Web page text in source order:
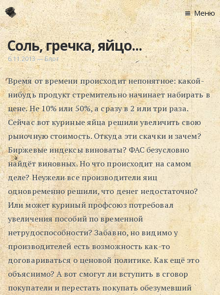
Главная
Новости
Графоманство
* Автотекст
*
* Хронограф
Арт-Рецензии
* Слушать
* Смотреть
* Читать
* По жизни
Блог
Поиск
Меню
Соль, гречка, яйцо...
6.11.2013—Блог
Время от времени происходит непонятное: какой-
нибудь продукт стремительно начинает набирать в
цене. Не 10% или 50%, а сразу в 2 или три раза.
Сейчас вот куриные яйца решили увеличить свою
рыночную стоимость. Откуда эти скачки и зачем?
Биржевые индексы виноваты? ФАС безусловно
найдёт виновных. Но что происходит на самом
деле? Неужели все производители яиц
одновременно решили, что денег недостаточно?
Или может куриный профсоюз потребовал
увеличения пособий по временной
нетрудоспособности? Забавно, но видимо у
производителей есть возможность как-то
договариваться о ценовой политике. Как ещё это
объяснимо? А вот смогут ли вступить в сговор
покупатели и перестать покупать обезумевший